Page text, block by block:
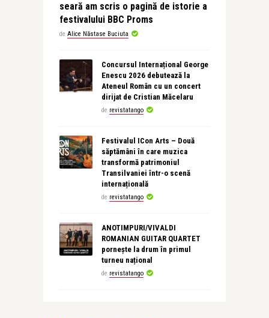
seară am scris o pagină de istorie a
festivalului BBC Proms
de Alice Năstase Buciuta
Concursul Internațional George
Enescu 2026 debutează la
Ateneul Român cu un concert
dirijat de Cristian Măcelaru
de revistatango
Festivalul ICon Arts – Două
săptămâni în care muzica
transformă patrimoniul
Transilvaniei într-o scenă
internațională
de revistatango
ANOTIMPURI/VIVALDI
ROMANIAN GUITAR QUARTET
pornește la drum în primul
turneu național
de revistatango